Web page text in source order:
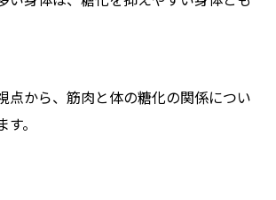
点から、筋肉と体の糖化の関係につい
。